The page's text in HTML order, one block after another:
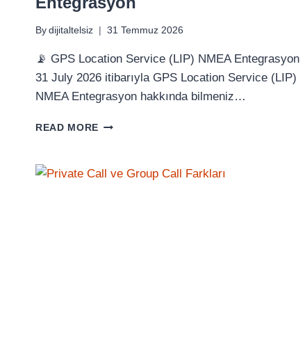
By dijitaltelsiz 31 Temmuz 2026
📡 GPS Location Service (LIP) NMEA Entegrasyon
31 July 2026 itibarıyla GPS Location Service (LIP)
NMEA Entegrasyon hakkında bilmeniz…
READ MORE GPS
(LIP)